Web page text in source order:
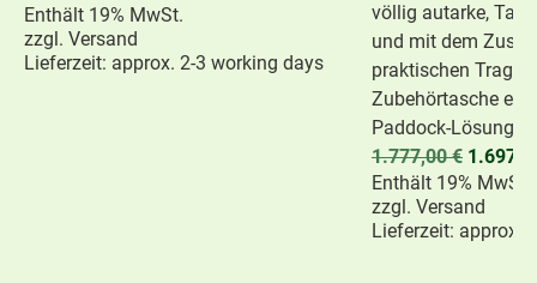
Enthält 19% MwSt.
zzgl. Versand
Lieferzeit: approx. 2-3 working days
völlig autarke,
und mit dem
praktischen
Zubehörtasche
Paddock-Lösung.
1.777,00€
Enthält 19% MwSt.
zzgl. Versand
Lieferzeit: approx.